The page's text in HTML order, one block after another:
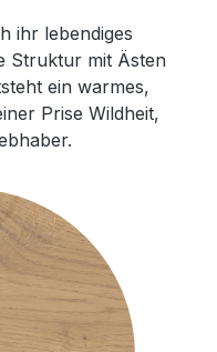
ihr lebendiges
Struktur mit Ästen
ein warmes,
Prise Wildheit,